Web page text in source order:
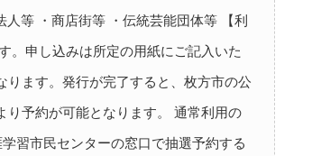
等 ・商店街等 ・伝統芸能団体等 【利
。申し込みは所定の用紙にご記入いた
ます。発行が完了すると、枚方市の公
予約が可能となります。 通常利用の
習市民センターの窓口で抽選予約する